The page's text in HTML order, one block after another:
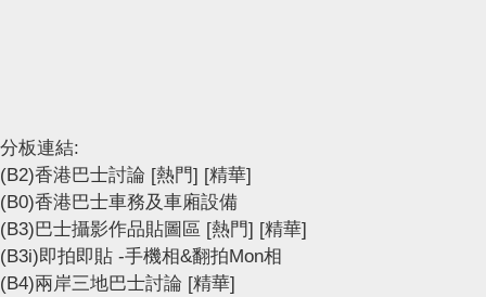
分板連結:
(B2)香港巴士討論 [熱門] [精華]
(B0)香港巴士車務及車廂設備
(B3)巴士攝影作品貼圖區 [熱門] [精華]
(B3i)即拍即貼 -手機相&翻拍Mon相
(B4)兩岸三地巴士討論 [精華]